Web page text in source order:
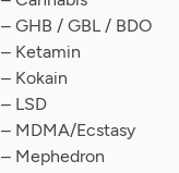
– GHB / GBL / BDO
– Ketamin
– Kokain
– LSD
– MDMA/Ecstasy
– Mephedron